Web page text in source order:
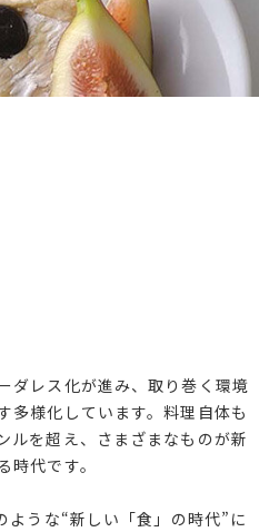
ダレス化が進み、取り巻く環境
多様化しています。料理自体も
ルを超え、さまざまなものが新
時代です。
ような“新しい「食」の時代”に